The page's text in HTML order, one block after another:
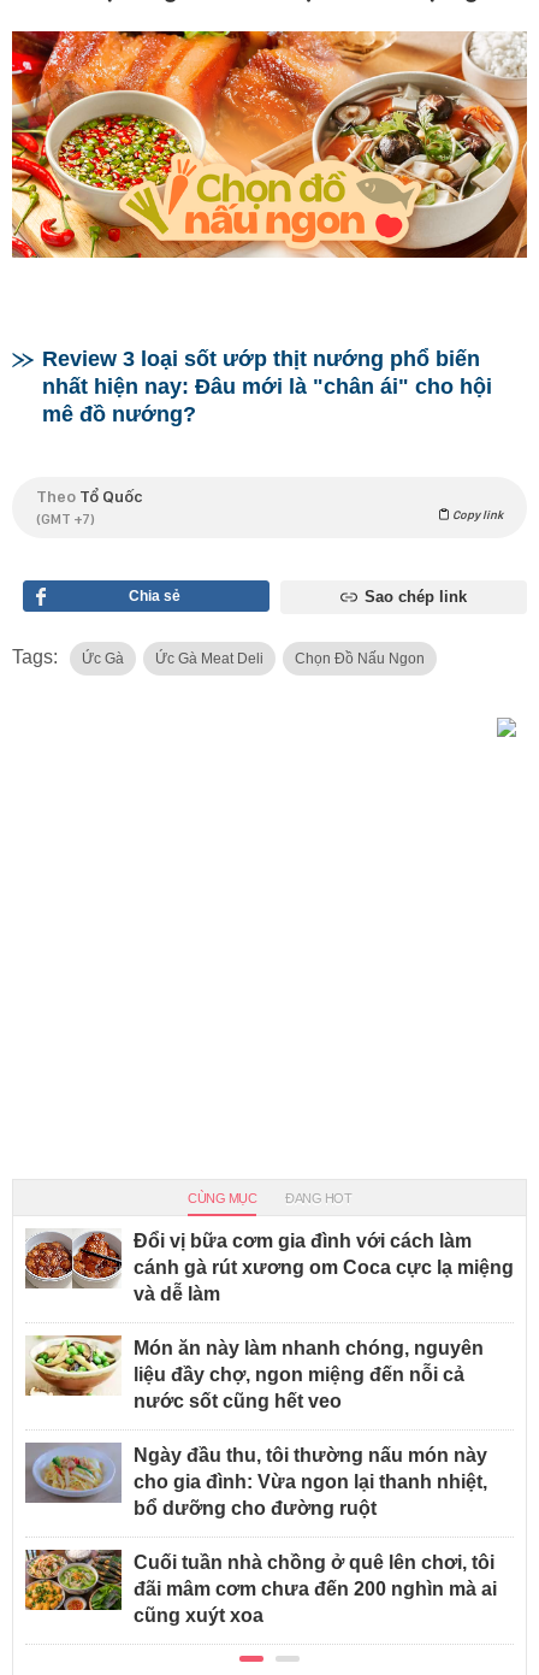
Review 3 loại sốt ướp thịt nướng phổ biến
nhất hiện nay: Đâu mới là "chân ái" cho hội
mê đồ nướng?
Theo Tổ Quốc
(GMT +7) Copy link
Chia sẻ Sao chép link
Tags: Ức Gà Ức Gà Meat Deli Chọn Đồ Nấu Ngon
CÙNG MỤC ĐANG HOT
Đổi vị bữa cơm gia đình với cách làm
cánh gà rút xương om Coca cực lạ miệng
và dễ làm
Món ăn này làm nhanh chóng, nguyên
liệu đầy chợ, ngon miệng đến nỗi cả
nước sốt cũng hết veo
Ngày đầu thu, tôi thường nấu món này
cho gia đình: Vừa ngon lại thanh nhiệt,
bổ dưỡng cho đường ruột
Cuối tuần nhà chồng ở quê lên chơi, tôi
đãi mâm cơm chưa đến 200 nghìn mà ai
cũng xuýt xoa